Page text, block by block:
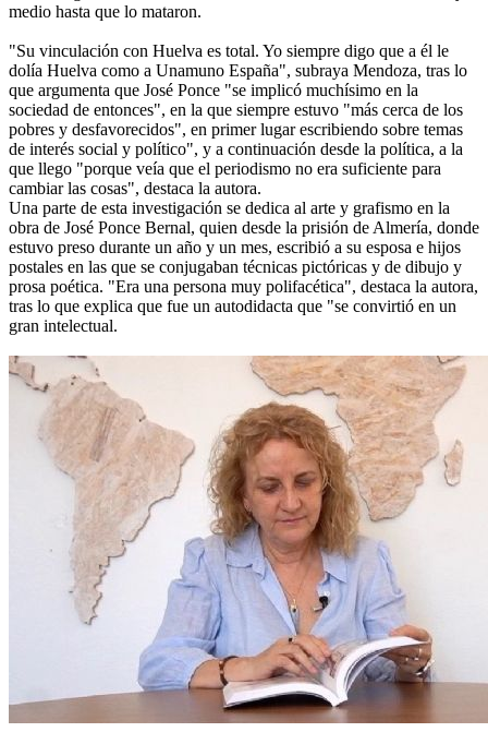
medio hasta que lo mataron.
"Su vinculación con Huelva es total. Yo siempre digo que a él le
dolía Huelva como a Unamuno España", subraya Mendoza, tras lo
que argumenta que José Ponce "se implicó muchísimo en la
sociedad de entonces", en la que siempre estuvo "más cerca de los
pobres y desfavorecidos", en primer lugar escribiendo sobre temas
de interés social y político", y a continuación desde la política, a la
que llego "porque veía que el periodismo no era suficiente para
cambiar las cosas", destaca la autora.
Una parte de esta investigación se dedica al arte y grafismo en la
obra de José Ponce Bernal, quien desde la prisión de Almería, donde
estuvo preso durante un año y un mes, escribió a su esposa e hijos
postales en las que se conjugaban técnicas pictóricas y de dibujo y
prosa poética. "Era una persona muy polifacética", destaca la autora,
tras lo que explica que fue un autodidacta que "se convirtió en un
gran intelectual.